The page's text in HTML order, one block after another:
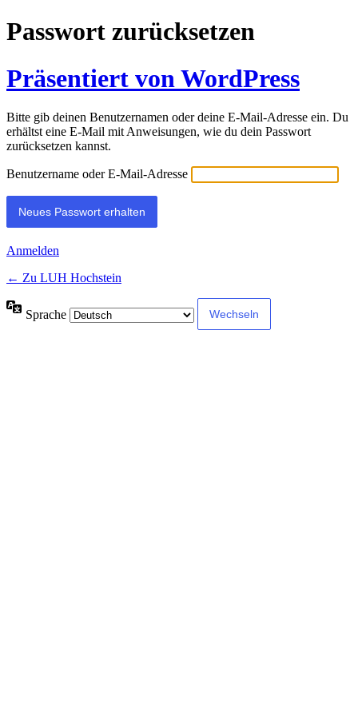
Passwort zurücksetzen
Präsentiert von WordPress
Bitte gib deinen Benutzernamen oder deine E-Mail-Adresse ein. Du
erhältst eine E-Mail mit Anweisungen, wie du dein Passwort
zurücksetzen kannst.
Benutzername oder E-Mail-Adresse
Anmelden
← Zu LUH Hochstein
Sprache